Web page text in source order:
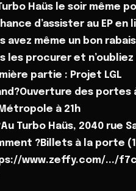
Haüs le soir même
d’assister au EP
avez même un bon
les procurer et
partie : Projet LGL
des portes
à 21h
Turbo Haüs, 2040 rue
?Billets à la porte
www.zeffy.com/.../